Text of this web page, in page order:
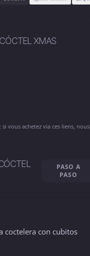
XMAS
vous achetez via ces liens, nous
PASO A
PASO
coctelera con cubitos